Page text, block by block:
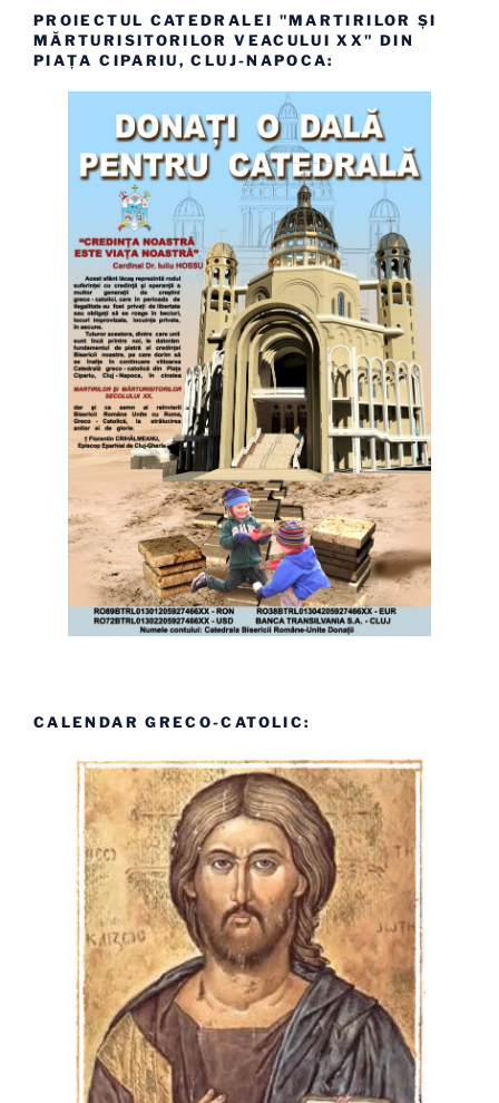
PROIECTUL CATEDRALEI "MARTIRILOR ȘI
MĂRTURISITORILOR VEACULUI XX" DIN
PIAȚA CIPARIU, CLUJ-NAPOCA:
CALENDAR GRECO-CATOLIC: